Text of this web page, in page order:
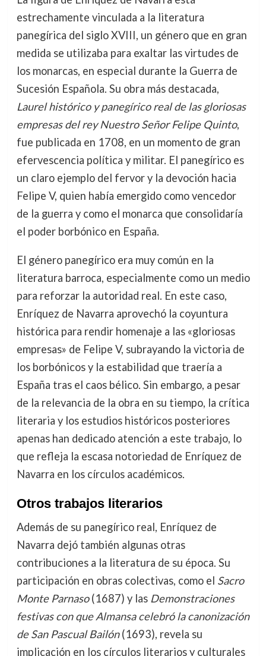
estrechamente vinculada a la literatura
panegírica del siglo XVIII, un género que en gran
medida se utilizaba para exaltar las virtudes de
los monarcas, en especial durante la Guerra de
Sucesión Española. Su obra más destacada,
Laurel histórico y panegírico real de las gloriosas
empresas del rey Nuestro Señor Felipe Quinto,
fue publicada en 1708, en un momento de gran
efervescencia política y militar. El panegírico es
un claro ejemplo del fervor y la devoción hacia
Felipe V, quien había emergido como vencedor
de la guerra y como el monarca que consolidaría
el poder borbónico en España.
El género panegírico era muy común en la
literatura barroca, especialmente como un medio
para reforzar la autoridad real. En este caso,
Enríquez de Navarra aprovechó la coyuntura
histórica para rendir homenaje a las «gloriosas
empresas» de Felipe V, subrayando la victoria de
los borbónicos y la estabilidad que traería a
España tras el caos bélico. Sin embargo, a pesar
de la relevancia de la obra en su tiempo, la crítica
literaria y los estudios históricos posteriores
apenas han dedicado atención a este trabajo, lo
que refleja la escasa notoriedad de Enríquez de
Navarra en los círculos académicos.
Otros trabajos literarios
Además de su panegírico real, Enríquez de
Navarra dejó también algunas otras
contribuciones a la literatura de su época. Su
participación en obras colectivas, como el Sacro
Monte Parnaso(1687) y las Demonstraciones
festivas con que Almansa celebró la canonización
de San Pascual Bailón(1693), revela su
implicación en los círculos literarios y culturales